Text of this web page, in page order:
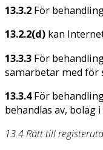
13.3.2 För
13.2.2(d) kan
13.3.3 För
samarbetar med för
13.3.4För
behandlas av, bolag
13.4 Rätt till